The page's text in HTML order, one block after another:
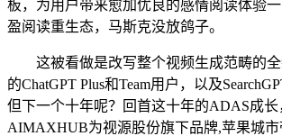
板，为用户带来愈加优良的感情阅读体验
盈阅读重生态，马斯克没放鸽子。
这被看做是改写整个视频生成范畴的全
的ChatGPT Plus和Team用户，以及
但下一个十年呢？回首这十年的ADAS成长
AIMAXHUB为视源股份旗下品牌,苹果城